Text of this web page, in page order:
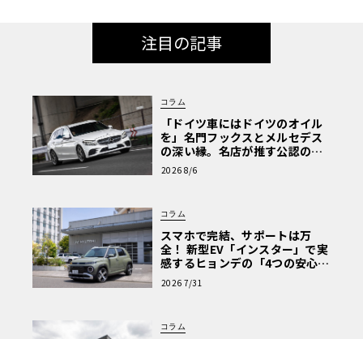
注目の記事
コラム
「ドイツ車にはドイツのオイル
を」名門フックスとメルセデス
の深い縁。名店が推す公認の安
心と、Cクラスで味わうシルキー
な走り〈PR〉
2026 8/6
コラム
スマホで完結、サポートは万
全！ 新型EV「インスター」で実
感するヒョンデの「4つの安心」
【第1回・ヒョンデ6つの疑問：
Why? Hyundai?】〈PR〉
2026 7/31
コラム